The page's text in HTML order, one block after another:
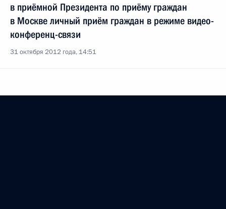
в приёмной Президента по приёму граждан
в Москве личный приём граждан в режиме видео-
конференц-связи
31 октября 2012 года, 14:51